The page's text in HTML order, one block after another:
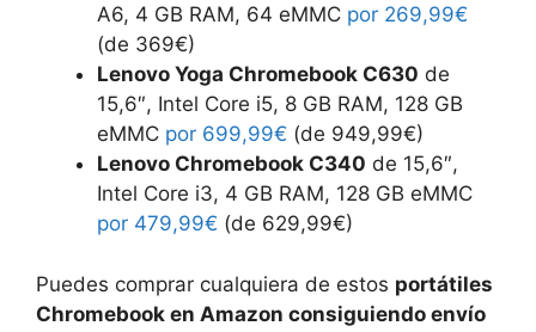
A6, 4 GB RAM, 64 eMMC por 269,99€
(de 369€)
Lenovo Yoga Chromebook C630 de
15,6″, Intel Core i5, 8 GB RAM, 128 GB
eMMC por 699,99€ (de 949,99€)
Lenovo Chromebook C340 de 15,6″,
Intel Core i3, 4 GB RAM, 128 GB eMMC
por 479,99€ (de 629,99€)
Puedes comprar cualquiera de estos portátiles
Chromebook en Amazon consiguiendo envío